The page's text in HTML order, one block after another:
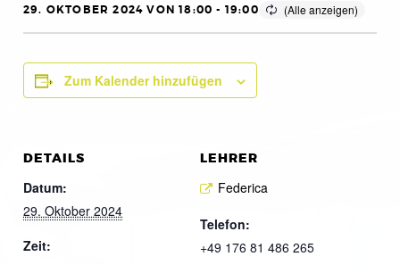
29. OKTOBER 2024 VON 18:00 - 19:00
Zum Kalender hinzufügen
DETAILS
Datum:
29. Oktober 2024
Zeit:
LEHRER
Federica
Telefon:
+49 176 81 486 265